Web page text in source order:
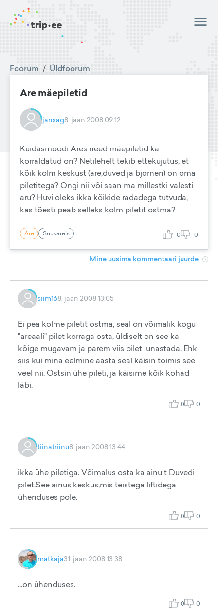
Foorum / Üldfoorum
Are mäepiletid
jansag8. jaan 2008 09:12
Kuidasmoodi Ares need mäepiletid ka
korraldatud on? Netilehelt tekib ettekujutus, et
kõik kolm keskust (are,duved ja björnen) on oma
piletitega? Ongi nii või saan ma millestki valesti
aru? Huvi oleks ikka kõikide radadega tutvuda,
kas tõesti peab selleks kolm piletit ostma?
Are Suusareis 0 0
Mine uusima kommentaari juurde
siim168. jaan 2008 13:05
Ei pea kolme piletit ostma, seal on võimalik kogu
"areaali" pilet korraga osta, üldiselt on see ka
kõige mugavam ja parem viis pilet lunastada. Ehk
siis kui mina eelmine aasta seal käisin toimis see
veel nii. Ostsin ühe pileti, ja käisime kõik kohad
läbi.
0 0
tiinatriinu8. jaan 2008 13:44
ikka ühe piletiga. Võimalus osta ka ainult Duvedi
pilet.See ainus keskus,mis teistega liftidega
ühenduses pole.
0 0
matkaja31. jaan 2008 13:38
...on ühenduses.
0 0